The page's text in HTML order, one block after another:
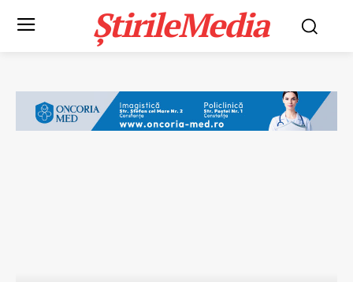
ȘtirileMedia